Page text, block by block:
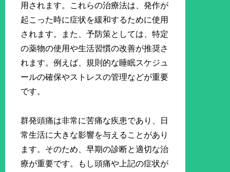
用されます。これらの治療法は、発作が
起こった時に症状を緩和するために使用
されます。また、予防策としては、特定
の薬物の使用や生活習慣の改善が推奨さ
れます。例えば、規則的な睡眠スケジュ
ールの確保やストレスの管理などが重要
です。
群発頭痛は非常に苦痛な疾患であり、日
常生活に大きな影響を与えることがあり
ます。そのため、早期の診断と適切な治
療が重要です。もし頭痛や上記の症状が